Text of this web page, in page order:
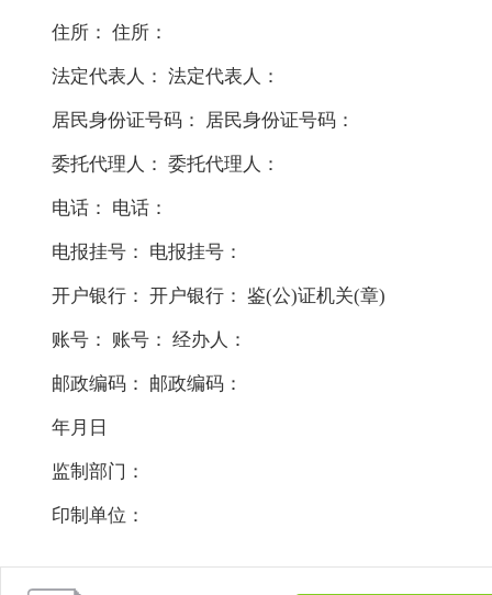
住所： 住所：
法定代表人： 法定代表人：
居民身份证号码： 居民身份证号码：
委托代理人： 委托代理人：
电话： 电话：
电报挂号： 电报挂号：
开户银行： 开户银行： 鉴(公)证机关(章)
账号： 账号： 经办人：
邮政编码： 邮政编码：
年月日
监制部门：
印制单位：